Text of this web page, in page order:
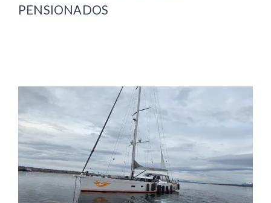
PENSIONADOS